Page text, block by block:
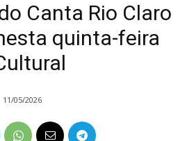
Canta Rio Claro
quinta-feira
11/05/2026